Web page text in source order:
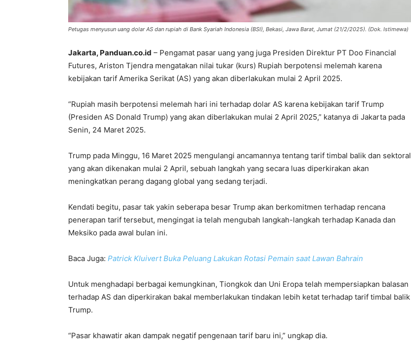
Petugas menyusun uang dolar AS dan rupiah di Bank Syariah Indonesia (BSI), Bekasi, Jawa Barat, Jumat (21/2/2025). (Dok. Istimewa)
Jakarta, Panduan.co.id – Pengamat pasar uang yang juga Presiden Direktur PT Doo Financial
Futures, Ariston Tjendra mengatakan nilai tukar (kurs) Rupiah berpotensi melemah karena
kebijakan tarif Amerika Serikat (AS) yang akan diberlakukan mulai 2 April 2025.
“Rupiah masih berpotensi melemah hari ini terhadap dolar AS karena kebijakan tarif Trump
(Presiden AS Donald Trump) yang akan diberlakukan mulai 2 April 2025,” katanya di Jakarta pada
Senin, 24 Maret 2025.
Trump pada Minggu, 16 Maret 2025 mengulangi ancamannya tentang tarif timbal balik dan sektoral
yang akan dikenakan mulai 2 April, sebuah langkah yang secara luas diperkirakan akan
meningkatkan perang dagang global yang sedang terjadi.
Kendati begitu, pasar tak yakin seberapa besar Trump akan berkomitmen terhadap rencana
penerapan tarif tersebut, mengingat ia telah mengubah langkah-langkah terhadap Kanada dan
Meksiko pada awal bulan ini.
Baca Juga: Patrick Kluivert Buka Peluang Lakukan Rotasi Pemain saat Lawan Bahrain
Untuk menghadapi berbagai kemungkinan, Tiongkok dan Uni Eropa telah mempersiapkan balasan
terhadap AS dan diperkirakan bakal memberlakukan tindakan lebih ketat terhadap tarif timbal balik
Trump.
“Pasar khawatir akan dampak negatif pengenaan tarif baru ini,” ungkap dia.